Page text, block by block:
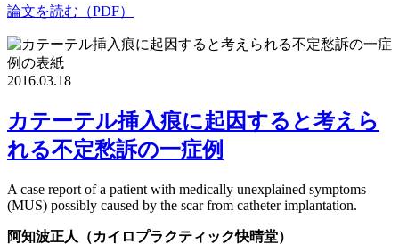
論文を読む（PDF）
2016.03.18
カテーテル挿入痕に起因すると考えら
れる不定愁訴の一症例
A case report of a patient with medically unexplained symptoms
(MUS) possibly caused by the scar from catheter implantation.
阿知波正人（カイロプラクティック快晴堂）